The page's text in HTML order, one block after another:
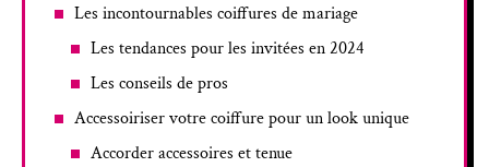
Les incontournables coiffures de mariage
Les tendances pour les invitées en 2024
Les conseils de pros
Accessoiriser votre coiffure pour un look unique
Accorder accessoires et tenue